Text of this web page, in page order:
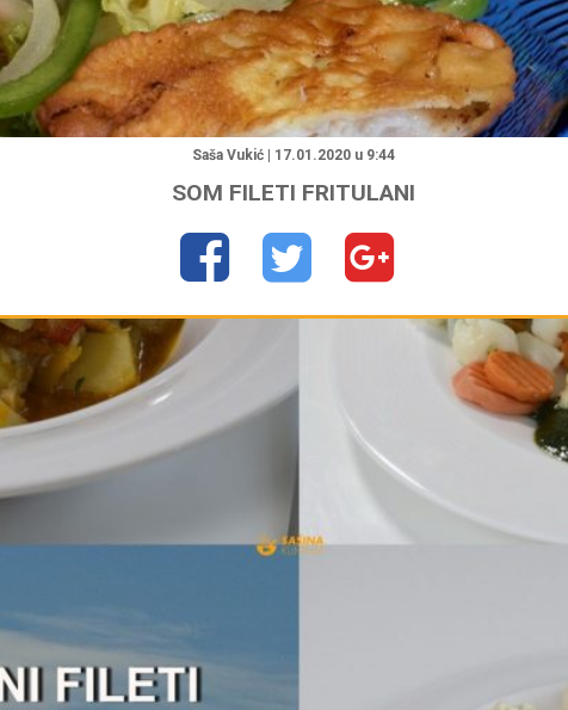
"
Saša Vukić | 17.01.2020 u 9:44
SOM FILETI FRITULANI